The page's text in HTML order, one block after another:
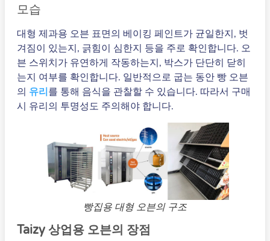
모습
대형 제과용 오븐 표면의 베이킹 페인트가 균일한지, 벗
겨짐이 있는지, 긁힘이 심한지 등을 주로 확인합니다. 오
븐 스위치가 유연하게 작동하는지, 박스가 단단히 닫히
는지 여부를 확인합니다. 일반적으로 굽는 동안 빵 오븐
의 유리를 통해 음식을 관찰할 수 있습니다. 따라서 구매
시 유리의 투명성도 주의해야 합니다.
빵집용 대형 오븐의 구조
Taizy 상업용 오븐의 장점